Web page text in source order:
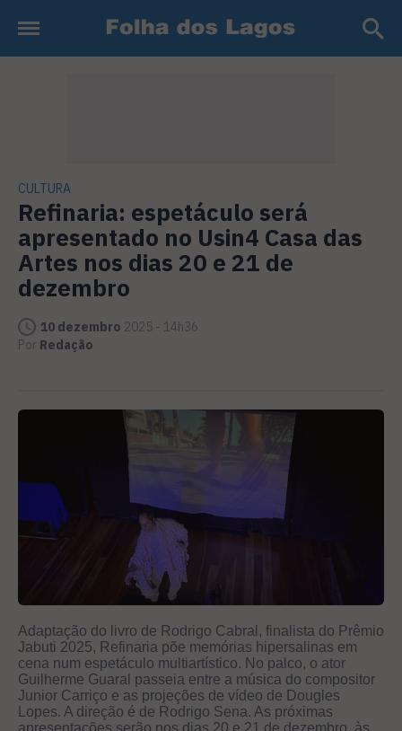
CULTURA
Refinaria: espetáculo será
apresentado no Usin4 Casa das
Artes nos dias 20 e 21 de
dezembro
10 dezembro 2025 - 14h36
Por Redação
Adaptação do livro de Rodrigo Cabral, finalista do Prêmio
Jabuti 2025, Refinaria põe memórias hipersalinas em
cena num espetáculo multiartístico. No palco, o ator
Guilherme Guaral passeia entre a música do compositor
Junior Carriço e as projeções de vídeo de Dougles
Lopes. A direção é de Rodrigo Sena. As próximas
apresentações serão nos dias 20 e 21 de dezembro, às